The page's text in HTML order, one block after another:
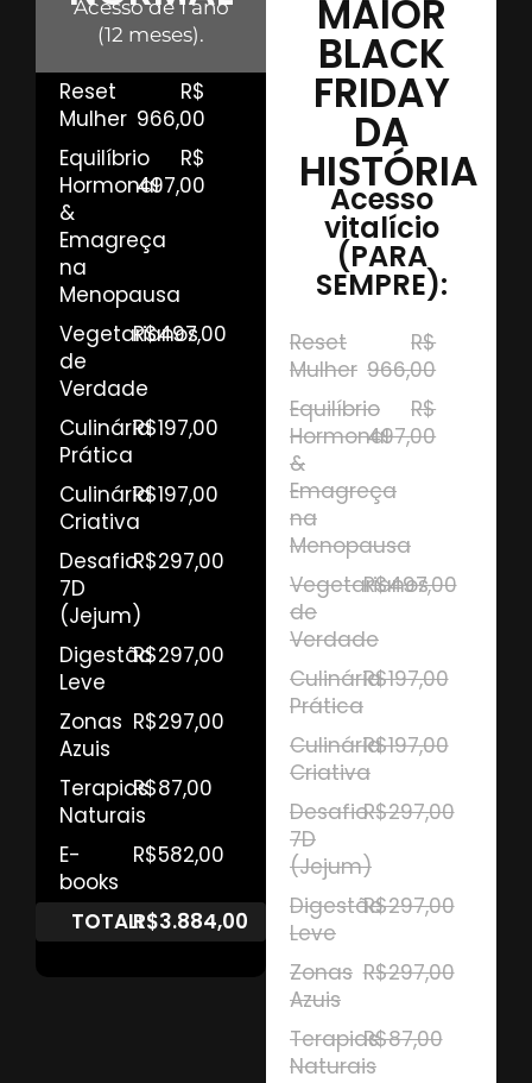
Acesso de 1 ano
(12 meses).
Reset
Mulher
R$
966,00
Equilíbrio
Hormonal
&
Emagreça
na
Menopausa
R$
497,00
Vegetarianos
de
Verdade
R$497,00
Culinária
Prática
R$197,00
Culinária
Criativa
R$197,00
Desafio
7D
(Jejum)
R$297,00
Digestão
Leve
R$297,00
Zonas
Azuis
R$297,00
Terapias
Naturais
R$87,00
E-
books
R$582,00
TOTAL:R$3.884,00
MAIOR
BLACK
FRIDAY
DA
HISTÓRIA
Acesso
vitalício
(PARA
SEMPRE):
Reset
Mulher
R$
966,00
Equilíbrio
Hormonal
&
Emagreça
na
Menopausa
R$
497,00
Vegetarianos
de
Verdade
R$497,00
Culinária
Prática
R$197,00
Culinária
Criativa
R$197,00
Desafio
7D
(Jejum)
R$297,00
Digestão
Leve
R$297,00
Zonas
Azuis
R$297,00
Terapias
Naturais
R$87,00